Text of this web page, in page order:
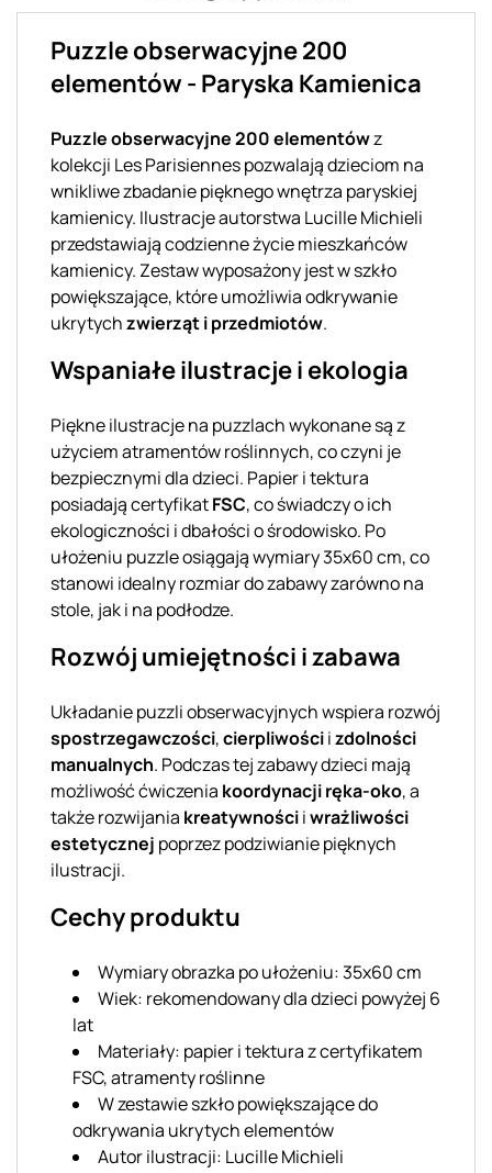
Puzzle obserwacyjne 200
elementów - Paryska Kamienica
Puzzle obserwacyjne 200 elementówz
kolekcji Les Parisiennes pozwalają dzieciom na
wnikliwe zbadanie pięknego wnętrza paryskiej
kamienicy. Ilustracje autorstwa Lucille Michieli
przedstawiają codzienne życie mieszkańców
kamienicy. Zestaw wyposażony jest w szkło
powiększające, które umożliwia odkrywanie
ukrytychzwierząt i przedmiotów.
Wspaniałe ilustracje i ekologia
Piękne ilustracje na puzzlach wykonane są z
użyciem atramentów roślinnych, co czyni je
bezpiecznymi dla dzieci. Papier i tektura
posiadają certyfikatFSC, co świadczy o ich
ekologiczności i dbałości o środowisko. Po
ułożeniu puzzle osiągają wymiary 35x60 cm, co
stanowi idealny rozmiar do zabawy zarówno na
stole, jak i na podłodze.
Rozwój umiejętności i zabawa
Układanie puzzli obserwacyjnych wspiera rozwój
spostrzegawczości,cierpliwościizdolności
manualnych. Podczas tej zabawy dzieci mają
możliwość ćwiczenia koordynacji ręka-oko, a
także rozwijania kreatywnościiwrażliwości
estetycznej poprzez podziwianie pięknych
ilustracji.
Cechy produktu
Wymiary obrazka po ułożeniu: 35x60 cm
Wiek: rekomendowany dla dzieci powyżej 6
lat
Materiały: papier i tektura z certyfikatem
FSC, atramenty roślinne
W zestawie szkło powiększające do
odkrywania ukrytych elementów
Autor ilustracji: Lucille Michieli